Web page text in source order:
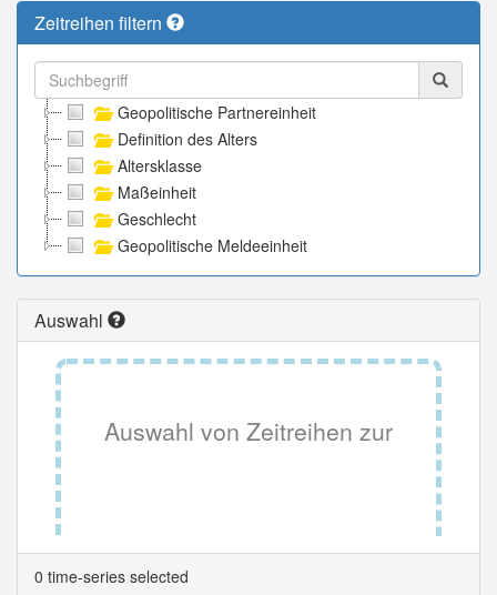
Zeitreihen filtern
Geopolitische Partnereinheit
Definition des Alters
Altersklasse
Maßeinheit
Geschlecht
Geopolitische Meldeeinheit
Auswahl
Auswahl von Zeitreihen zur
Tabellenansicht.
0 time-series selected